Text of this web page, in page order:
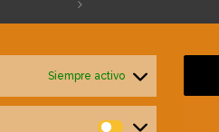
Siempre activo